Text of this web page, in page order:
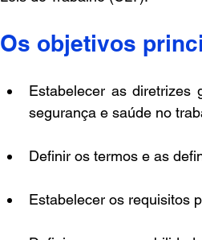
Os objetivos
Estabelecer as diretrizes
segurança e saúde no
Definir os termos e as
Estabelecer os requisitos